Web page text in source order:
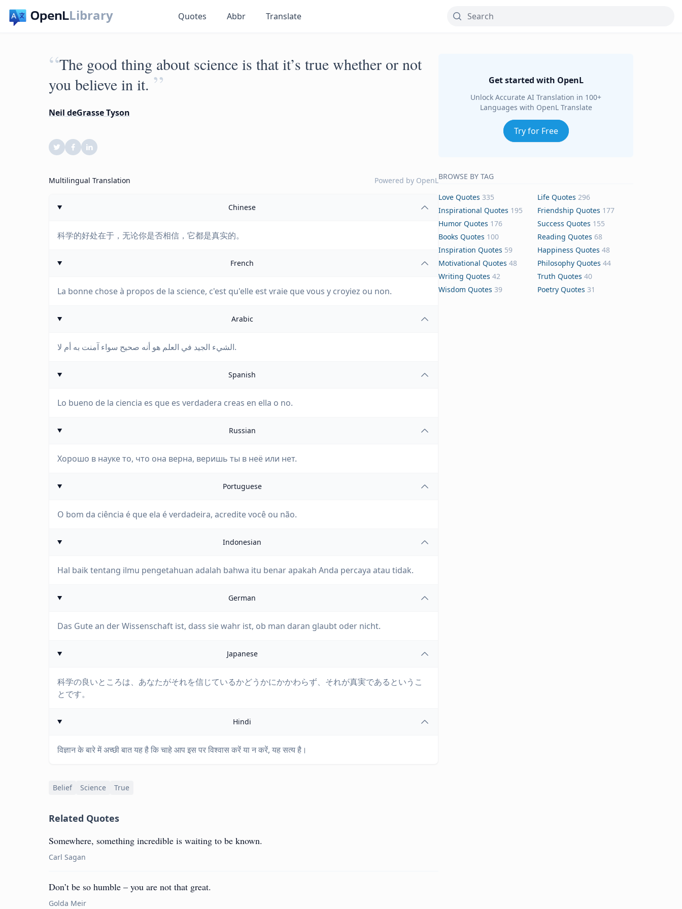
Library Quotes Abbr Translate
“The good thing about science is that it’s true whether or not
you believe in it. ”
Neil deGrasse Tyson
Multilingual Translation Powered by OpenL
Chinese
科学的好处在于，无论你是否相信，它都是真实的。
French
La bonne chose à propos de la science, c'est qu'elle est vraie que vous y croyiez ou non.
Arabic
الشيء الجيد في العلم هو أنه صحيح سواء آمنت به أم لا.
Spanish
Lo bueno de la ciencia es que es verdadera creas en ella o no.
Russian
Хорошо в науке то, что она верна, веришь ты в неё или нет.
Portuguese
O bom da ciência é que ela é verdadeira, acredite você ou não.
Indonesian
Hal baik tentang ilmu pengetahuan adalah bahwa itu benar apakah Anda percaya atau tidak.
German
Das Gute an der Wissenschaft ist, dass sie wahr ist, ob man daran glaubt oder nicht.
Japanese
科学の良いところは、あなたがそれを信じているかどうかにかかわらず、それが真実であるというこ
とです。
Hindi
विज्ञान के बारे में अच्छी बात यह है कि चाहे आप इस पर विश्वास करें या न करें, यह सत्य है।
Belief Science True
Related Quotes
Somewhere, something incredible is waiting to be known.
Carl Sagan
Don’t be so humble – you are not that great.
Golda Meir
Get started with OpenL
Unlock Accurate AI Translation in 100+
Languages with OpenL Translate
Try for Free
BROWSE BY TAG
Love Quotes 335 Life Quotes 296
Inspirational Quotes 195 Friendship Quotes 177
Humor Quotes 176 Success Quotes 155
Books Quotes 100 Reading Quotes 68
Inspiration Quotes 59 Happiness Quotes 48
Motivational Quotes 48 Philosophy Quotes 44
Writing Quotes 42 Truth Quotes 40
Wisdom Quotes 39 Poetry Quotes 31